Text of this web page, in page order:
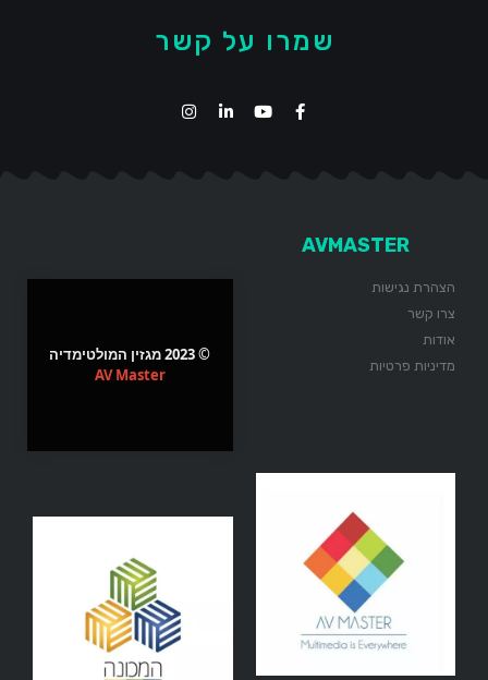
שמרו על קשר
AVMASTER
הצהרת נגישות
צרו קשר
אודות
מדיניות פרטיות
© 2023 מגזין המולטימדיה
AV Master